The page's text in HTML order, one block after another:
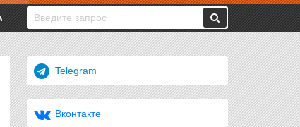
Telegram
Вконтакте